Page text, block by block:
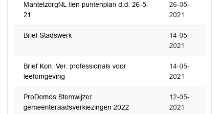
MantelzorgNL tien puntenplan d.d. 26-5-
21
26-05-
2021
Brief Stadswerk
14-05-
2021
Brief Kon. Ver. professionals voor
leefomgeving
14-05-
2021
ProDemos Stemwijzer
gemeenteraadsverkiezingen 2022
12-05-
2021